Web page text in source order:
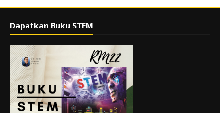
Dapatkan Buku STEM